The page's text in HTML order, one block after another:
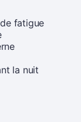
fatigue
la nuit